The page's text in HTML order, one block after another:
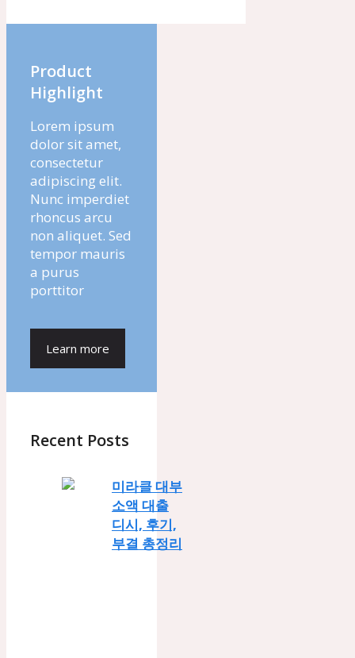
Product
Highlight
Lorem ipsum
dolor sit amet,
consectetur
adipiscing elit.
Nunc imperdiet
rhoncus arcu
non aliquet. Sed
tempor mauris
a purus
porttitor
Learn more
Recent Posts
미라클 대부
소액 대출
디시, 후기,
부결 총정리